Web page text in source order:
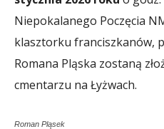
Niepokalanego Poczęcia
klasztorku franciszkanów,
Romana Pląska zostaną
cmentarzu na Łyżwach.
Roman Pląsek